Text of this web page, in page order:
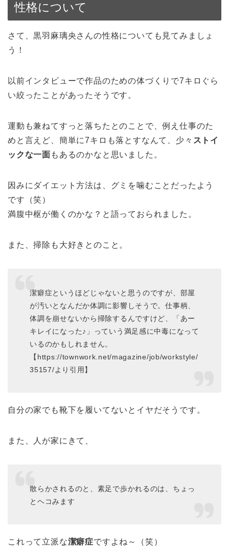
性格について
さて、黒羽麻璃央さんの性格についても見てみましょ
う！
以前インタビューで作品のための体づくりで7キロぐら
い絞ったことがあったそうです。
運動も兼ねてすっと落ちたとのことで、例え仕事のた
めと言えど、簡単に7キロも落とすなんて、少々 ストイ
ックな一面 もあるのかなと思いました。
因みにダイエット方法は、グミを噛むことだったよう
です（笑）
満腹中枢が働くのかな？と語っておられました。
また、掃除も大好きとのこと。
潔癖症というほどじゃないと思うのですが、部屋
が汚いとなんだか体調に影響しそうで。仕事柄、
体調を崩せないから掃除するんですけど、「あー
キレイになった♪」っていう満足感に中毒になって
いるのかもしれません。
【https://townwork.net/magazine/job/workstyle/
35157/より引用】
自分の家でも靴下を履いてないとイヤだそうです。
また、人が家にきて、
散らかされるのと、素足で歩かれるのは、ちょっ
とヘコみます
これって立派な潔癖症ですよね～（笑）